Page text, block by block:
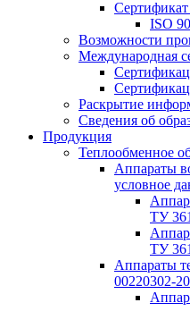
ISO
Возможности
Международная
Раскрытие
Сведения об
Продукция
Теплообменное
Аппараты
условное
ТУ
ТУ
Аппараты
00220302-